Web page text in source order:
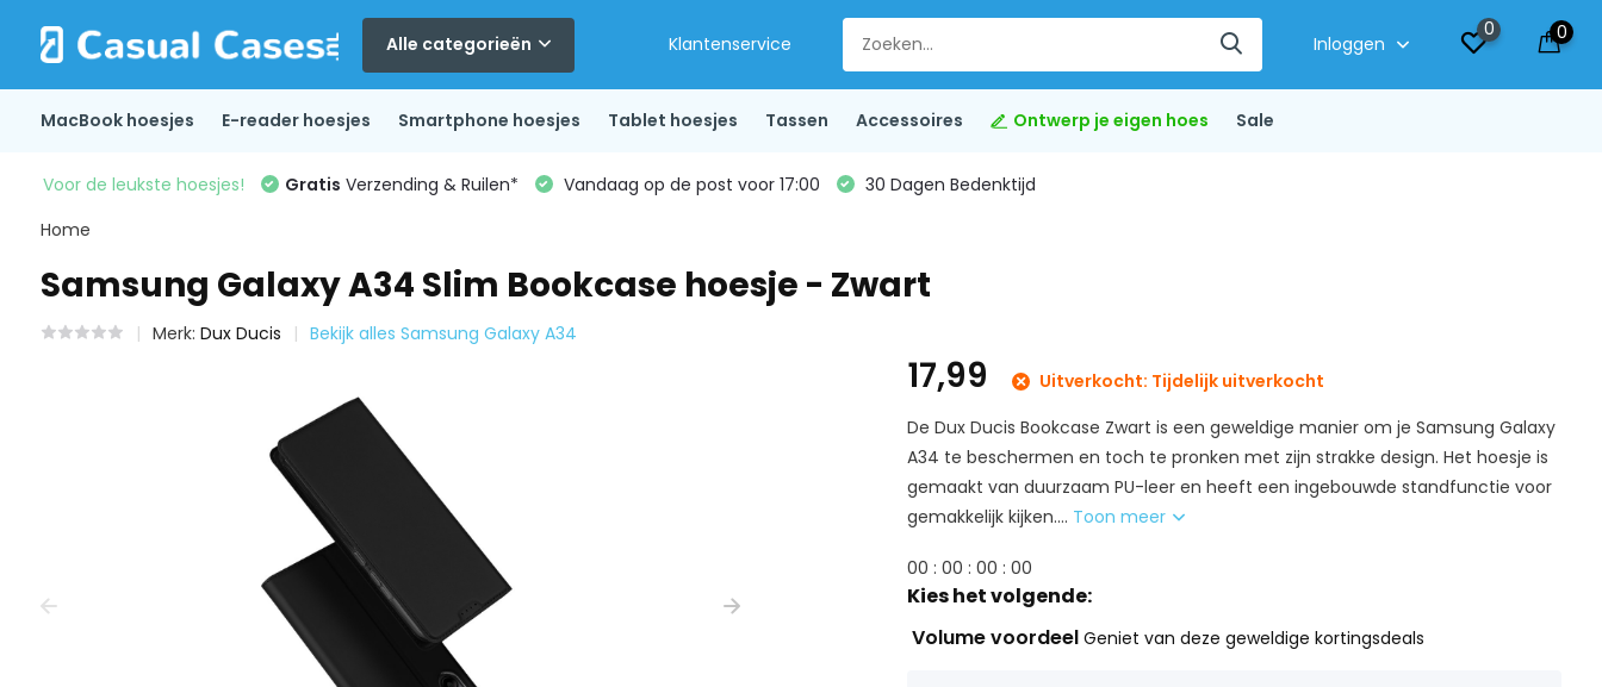
Alle categorieën Klantenservice Inloggen
0 0
MacBook hoesjes E-reader hoesjes Smartphone hoesjes Tablet hoesjes Tassen Accessoires Ontwerp je eigen hoes Sale
Voor de leukste hoesjes! Gratis Verzending & Ruilen* Vandaag op de post voor 17:00
30 Dagen Bedenktijd
Home
Samsung Galaxy A34 Slim Bookcase hoesje - Zwart
Merk: Dux Ducis Bekijk alles Samsung Galaxy A34
17,99
Uitverkocht: Tijdelijk uitverkocht
De Dux Ducis Bookcase Zwart is een geweldige manier om je Samsung Galaxy
A34 te beschermen en toch te pronken met zijn strakke design. Het hoesje is
gemaakt van duurzaam PU-leer en heeft een ingebouwde standfunctie voor
gemakkelijk kijken.... Toon meer
00 :00 :00 :00
Kies het volgende:
Volume voordeelGeniet van deze geweldige kortingsdeals